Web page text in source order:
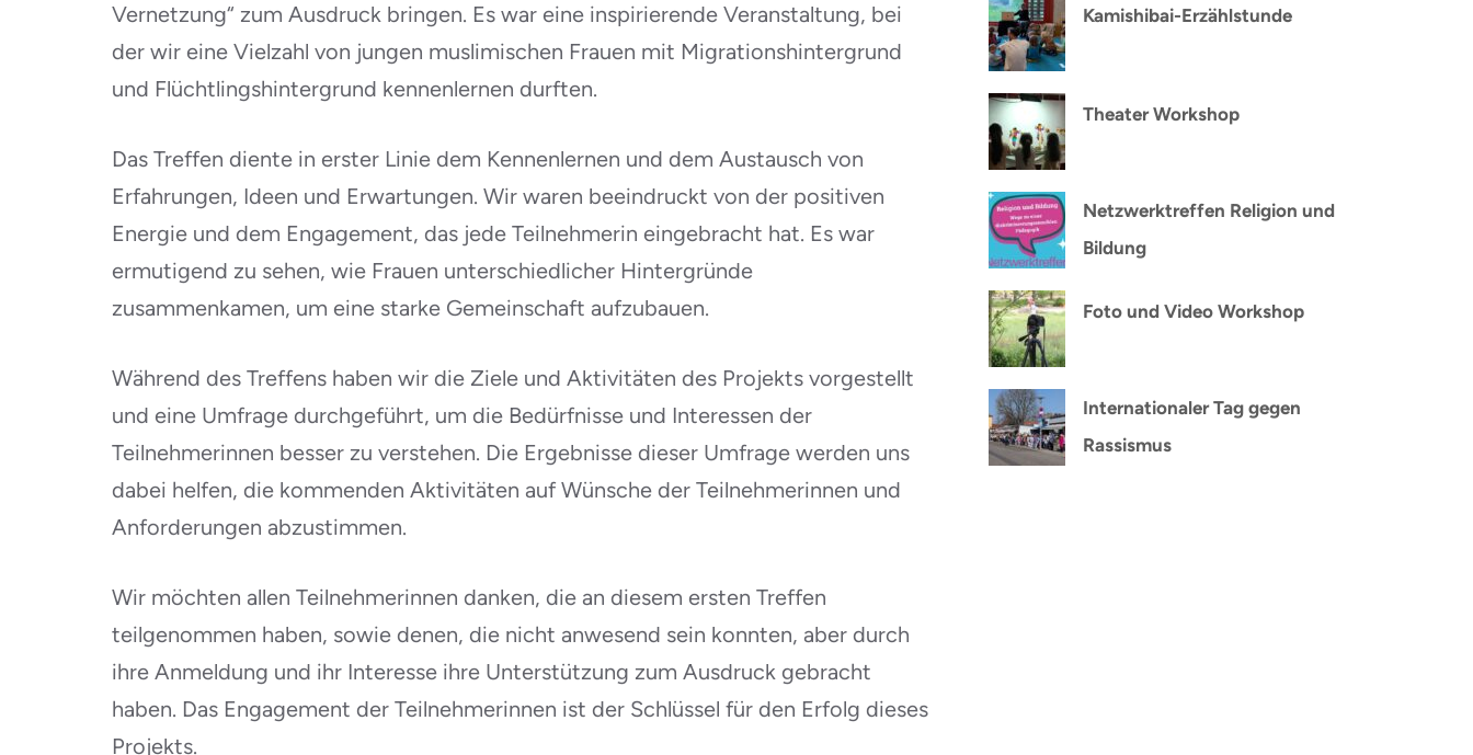
Vernetzung“ zum Ausdruck bringen. Es war eine inspirierende Veranstaltung, bei
der wir eine Vielzahl von jungen muslimischen Frauen mit Migrationshintergrund
und Flüchtlingshintergrund kennenlernen durften.
Das Treffen diente in erster Linie dem Kennenlernen und dem Austausch von
Erfahrungen, Ideen und Erwartungen. Wir waren beeindruckt von der positiven
Energie und dem Engagement, das jede Teilnehmerin eingebracht hat. Es war
ermutigend zu sehen, wie Frauen unterschiedlicher Hintergründe
zusammenkamen, um eine starke Gemeinschaft aufzubauen.
Während des Treffens haben wir die Ziele und Aktivitäten des Projekts vorgestellt
und eine Umfrage durchgeführt, um die Bedürfnisse und Interessen der
Teilnehmerinnen besser zu verstehen. Die Ergebnisse dieser Umfrage werden uns
dabei helfen, die kommenden Aktivitäten auf Wünsche der Teilnehmerinnen und
Anforderungen abzustimmen.
Wir möchten allen Teilnehmerinnen danken, die an diesem ersten Treffen
teilgenommen haben, sowie denen, die nicht anwesend sein konnten, aber durch
ihre Anmeldung und ihr Interesse ihre Unterstützung zum Ausdruck gebracht
haben. Das Engagement der Teilnehmerinnen ist der Schlüssel für den Erfolg dieses
Projekts.
Kamishibai-Erzählstunde
Theater Workshop
Netzwerktreffen Religion und
Bildung
Foto und Video Workshop
Internationaler Tag gegen
Rassismus